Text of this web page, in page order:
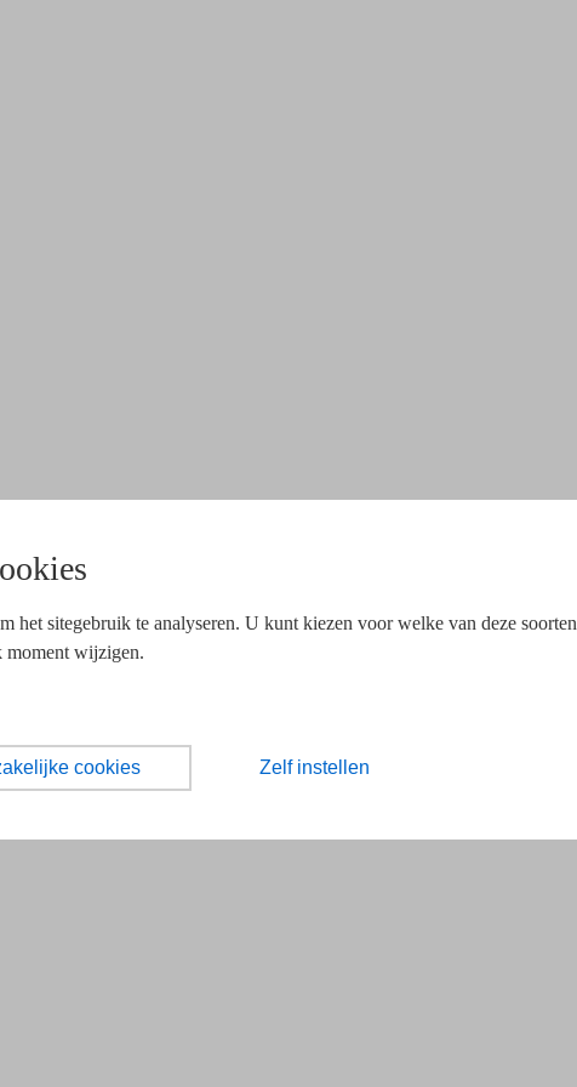
het sitegebruik te analyseren. U kunt kiezen voor welke van deze soorten
moment wijzigen.
cookies Zelf instellen